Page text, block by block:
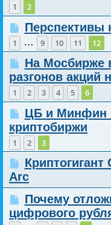
1 2
Перспективы
1 … 9 10 11 12
На Мосбирже
разгонов акций
1 2 3 4 5 6
ЦБ и Минфин
криптобиржи
1 2 3
Криптогигант
Arc
Почему
цифрового